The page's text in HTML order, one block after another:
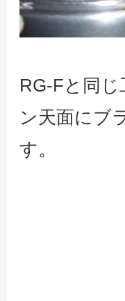
RG-Fと同
ン天面にブ
す。